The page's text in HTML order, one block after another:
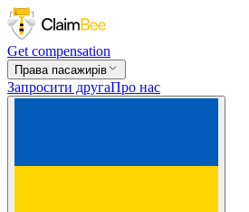
Get compensation
Права пасажирів
Запросити другаПро нас